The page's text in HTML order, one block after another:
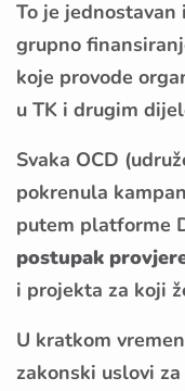
To je
grupno
koje provode
u TK i drugim
Svaka OCD
pokrenula
putem platforme
postupak
i projekta za koji
U kratkom
zakonski uslovi